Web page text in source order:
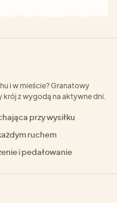
i w mieście? Granatowy
krój z wygodą na aktywne dni.
przy wysiłku
ruchem
i pedałowanie